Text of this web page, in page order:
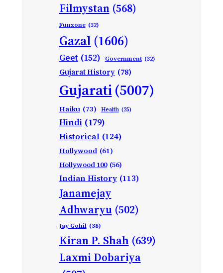
Filmystan (568)
Funzone (32)
Gazal (1606)
Geet (152) Government (32)
Gujarat History (78)
Gujarati(5007)
Haiku (73) Health (25)
Hindi (179)
Historical (124)
Hollywood (61)
Hollywood 100 (56)
Indian History (113)
Janamejay
Adhwaryu (502)
Jay Gohil (38)
Kiran P. Shah (639)
Laxmi Dobariya